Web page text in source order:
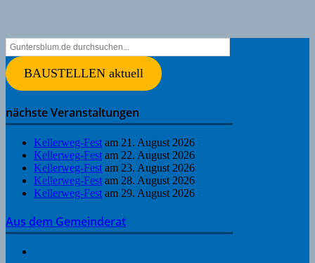
BAUSTELLEN aktuell
nächste Veranstaltungen
Kellerweg-Fest am 21. August 2026
Kellerweg-Fest am 22. August 2026
Kellerweg-Fest am 23. August 2026
Kellerweg-Fest am 28. August 2026
Kellerweg-Fest am 29. August 2026
Aus dem Gemeinderat